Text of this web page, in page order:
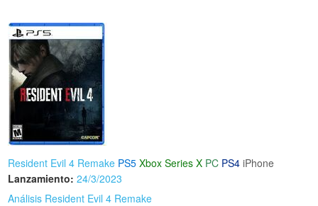
Resident Evil 4 Remake PS5 Xbox Series X PC PS4 iPhone
Lanzamiento: 24/3/2023
Análisis Resident Evil 4 Remake